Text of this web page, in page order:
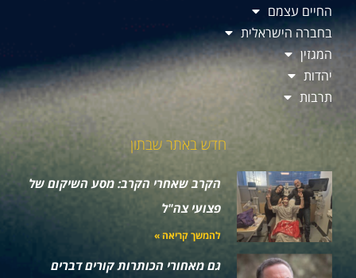
החיים עצמם
בחברה הישראלית
המגזין
יהדות
תרבות
חדש באתר שבתון
הקרב שאחרי הקרב: מסע השיקום של
פצועי צה"ל
להמשך קריאה »
גם מאחורי הכותרות קורים דברים